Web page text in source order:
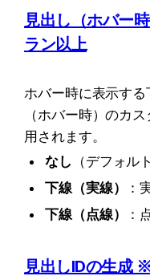
見出し（ホバー
ラン以上
ホバー時に表示す
（ホバー時）のカ
用されます。
なし （デフォル
下線（実線）
：
下線（点線）
：
見出しIDの生成